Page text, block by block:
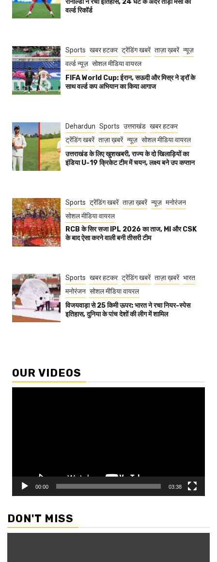
रोनाल्डो ने रचा इतिहास, 24 घंटे के अंदर तोड़ा मेसी का
वर्ल्ड रिकॉर्ड
Sports खबर हटकर ट्रेंडिंग खबरें ताज़ा ख़बरें न्यूज़
वर्ल्ड न्यूज़ सोशल मीडिया वायरल
FIFA World Cup: ईरान, सऊदी और मिस्र ने ड्रॉ के
साथ वर्ल्ड कप अभियान का किया आगाज
Dehardun Sports उत्तराखंड खबर हटकर
ट्रेंडिंग खबरें ताज़ा ख़बरें न्यूज़ सोशल मीडिया वायरल
उत्तराखंड के लिए खुशखबरी, राज्य के दो खिलाड़ियों का
इंडिया U-19 क्रिकेट टीम में चयन, लक्ष्य बने उप कप्तान
Sports ट्रेंडिंग खबरें ताज़ा ख़बरें न्यूज़ मनोरंजन
सोशल मीडिया वायरल
RCB के सिर सजा IPL 2026 का ताज, MI और CSK
के बाद ऐसा करने वाली बनी तीसरी टीम
Sports खबर हटकर ट्रेंडिंग खबरें ताज़ा ख़बरें भारत
मनोरंजन सोशल मीडिया वायरल
विजयवाड़ा से 25 किमी ऊपर: भारत ने रचा नियर-स्पेस
इतिहास, दुनिया के पांच देशों की लीग में शामिल
OUR VIDEOS
00:00 03:38
DON'T MISS